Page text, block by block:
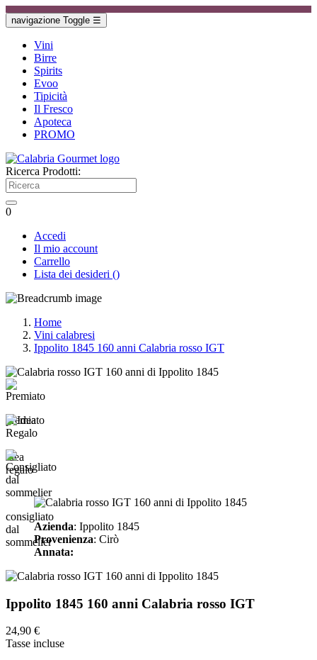
navigazione Toggle ☰
Vini
Birre
Spirits
Evoo
Tipicità
Il Fresco
Apoteca
PROMO
Ricerca Prodotti:
0
Accedi
Il mio account
Carrello
Lista dei desideri ()
Home
Vini calabresi
Ippolito 1845 160 anni Calabria rosso IGT
premiato
idea
regalo
consigliato
dal
sommelier
Azienda: Ippolito 1845
Provenienza: Cirò
Annata:
Ippolito 1845 160 anni Calabria rosso IGT
24,90 €
Tasse incluse